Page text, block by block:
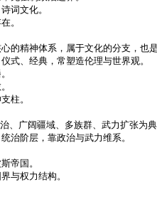
词文化。
。
的精神体系，属于文化的分支，也
式、经典，常塑造伦理与世界观。
柱。
广阔疆域、多族群、武力扩张为
治阶层，靠政治与武力维系。
帝国。
与权力结构。